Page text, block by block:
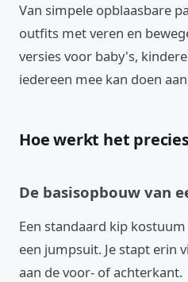
Van simpele opblaasbare
outfits met veren en
versies voor baby's,
iedereen mee kan doen
Hoe werkt het
De basisopbouw van
Een standaard kip
een jumpsuit. Je stapt erin
aan de voor- of achterkant.